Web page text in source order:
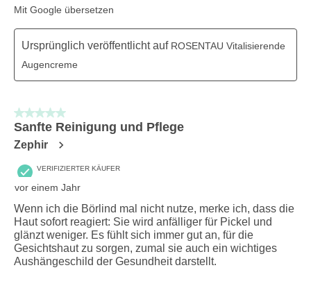
Mit Google übersetzen
Ursprünglich veröffentlicht auf ROSENTAU Vitalisierende
Augencreme
5 von 5 Sternen.
Sanfte Reinigung und Pflege
Zephir
VERIFIZIERTER KÄUFER
vor einem Jahr
Wenn ich die Börlind mal nicht nutze, merke ich, dass die
Haut sofort reagiert: Sie wird anfälliger für Pickel und
glänzt weniger. Es fühlt sich immer gut an, für die
Gesichtshaut zu sorgen, zumal sie auch ein wichtiges
Aushängeschild der Gesundheit darstellt.